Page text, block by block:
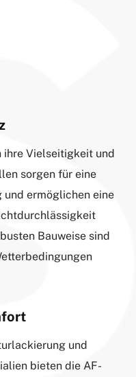
ihre Vielseitigkeit und
sorgen für eine
ermöglichen eine
Bauweise sind
und
bieten die AF-